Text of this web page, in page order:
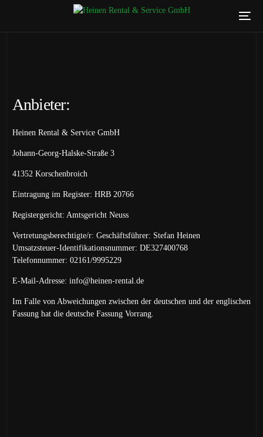
Anbieter:
Heinen Rental & Service GmbH
Johann-Georg-Halske-Straße 3
41352 Korschenbroich
Eintragung im Register: HRB 20766
Registergericht: Amtsgericht Neuss
Vertretungsberechtigte/r: Geschäftsführer: Stefan Heinen
Umsatzsteuer-Identifikationsnummer: DE327400768
Telefonnummer: 02161/9995229
E-Mail-Adresse: info@heinen-rental.de
Im Falle von Abweichungen zwischen der deutschen und der englischen
Fassung hat die deutsche Fassung Vorrang.